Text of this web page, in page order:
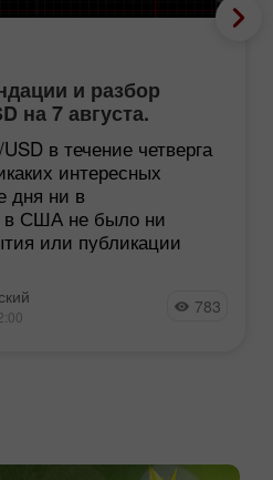
и разбор
на 7 августа.
в болоте
в течение четверга
интересных
дня ни в
в США не было ни
или публикации
783